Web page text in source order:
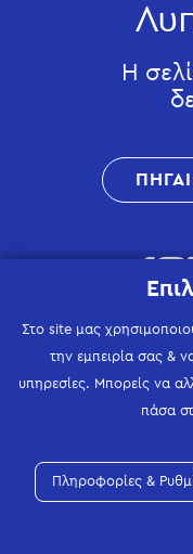
Η
Στο site μας
την εμπειρία σας &
υπηρεσίες. Μπορείς να
πάσα
Πληροφορίες &